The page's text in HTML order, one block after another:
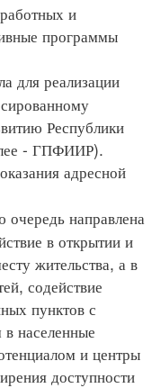
и
программы
для реализации
Республики
- ГПФИИР).
адресной
направлена
в открытии и
жительства, а в
содействие
пунктов с
населенные
и центры
доступности